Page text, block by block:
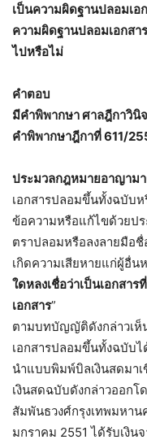
เป็นความผิดฐานปลอมเ
ความผิดฐานปลอมเอกสา
ไปหรือไม่
คำตอบ
มีคำพิพากษา ศาลฎีกาวินิ
คำพิพากษาฎีกาที่ 611/
ประมวลกฎหมายอาญาม
เอกสารปลอมขึ้นทั้งฉบับ
ข้อความหรือแก้ไขด้วยปร
ตราปลอมหรือลงลายมือชื่
เกิดความเสียหายแก่ผู้อื่น
ใดหลงเชื่อว่าเป็นเอกสา
เอกสาร”
ตามบทบัญญัติดังกล่าวเห็
เอกสารปลอมขึ้นทั้งฉบับ
นำแบบพิมพ์บิลเงินสดมา
เงินสดฉบับดังกล่าวออกโ
สัมพันธวงศ์กรุงเทพมหาน
มกราคม 2551 ได้รับเงิน